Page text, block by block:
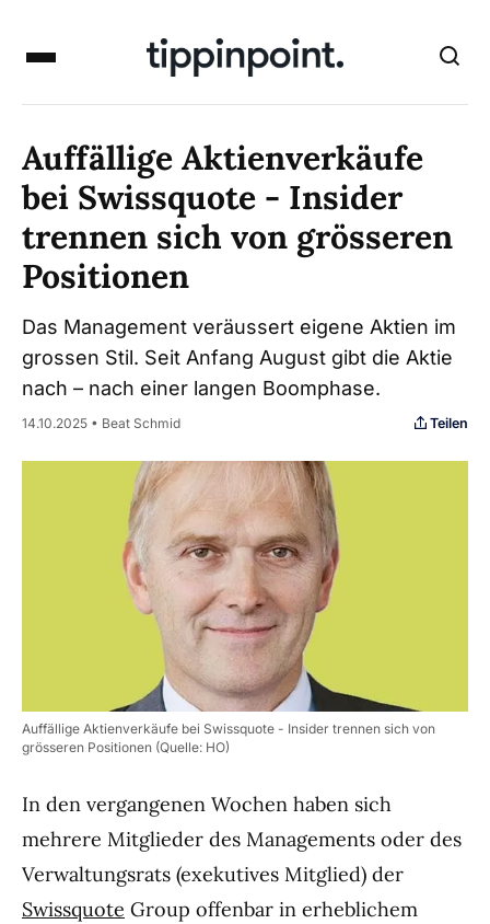
Auffällige Aktienverkäufe
bei Swissquote - Insider
trennen sich von grösseren
Positionen
Das Management veräussert eigene Aktien im
grossen Stil. Seit Anfang August gibt die Aktie
nach – nach einer langen Boomphase.
14.10.2025 • Beat Schmid Teilen
Auffällige Aktienverkäufe bei Swissquote - Insider trennen sich von
grösseren Positionen (Quelle: HO)
In den vergangenen Wochen haben sich
mehrere Mitglieder des Managements oder des
Verwaltungsrats (exekutives Mitglied) der
Swissquote Group offenbar in erheblichem